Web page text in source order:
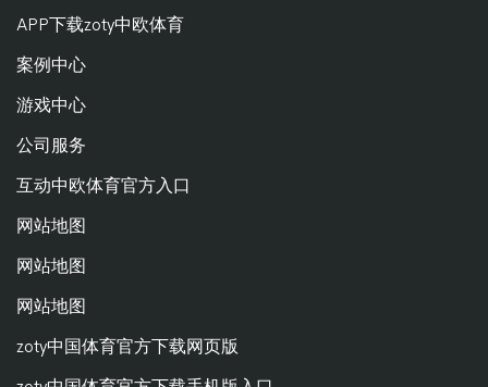
APP下载zoty中欧体育
案例中心
游戏中心
公司服务
互动中欧体育官方入口
网站地图
网站地图
网站地图
zoty中国体育官方下载网页版